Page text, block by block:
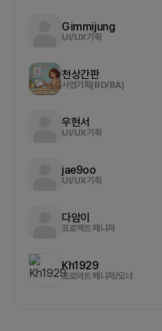
Gimmijung
UI/UX기획
천상간판
사업기획(BD/BA)
우현서
UI/UX기획
jae9oo
UI/UX기획
다암이
프로젝트 매니저
Kh1929
프로덕트 매니저/오너